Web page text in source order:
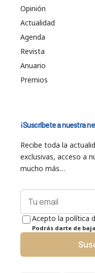
Opinión
Actualidad
Agenda
Revista
Anuario
Premios
¡Suscríbete a nuestra
Recibe toda la
exclusivas, acceso a
mucho más…
Acepto la política
Podrás darte de